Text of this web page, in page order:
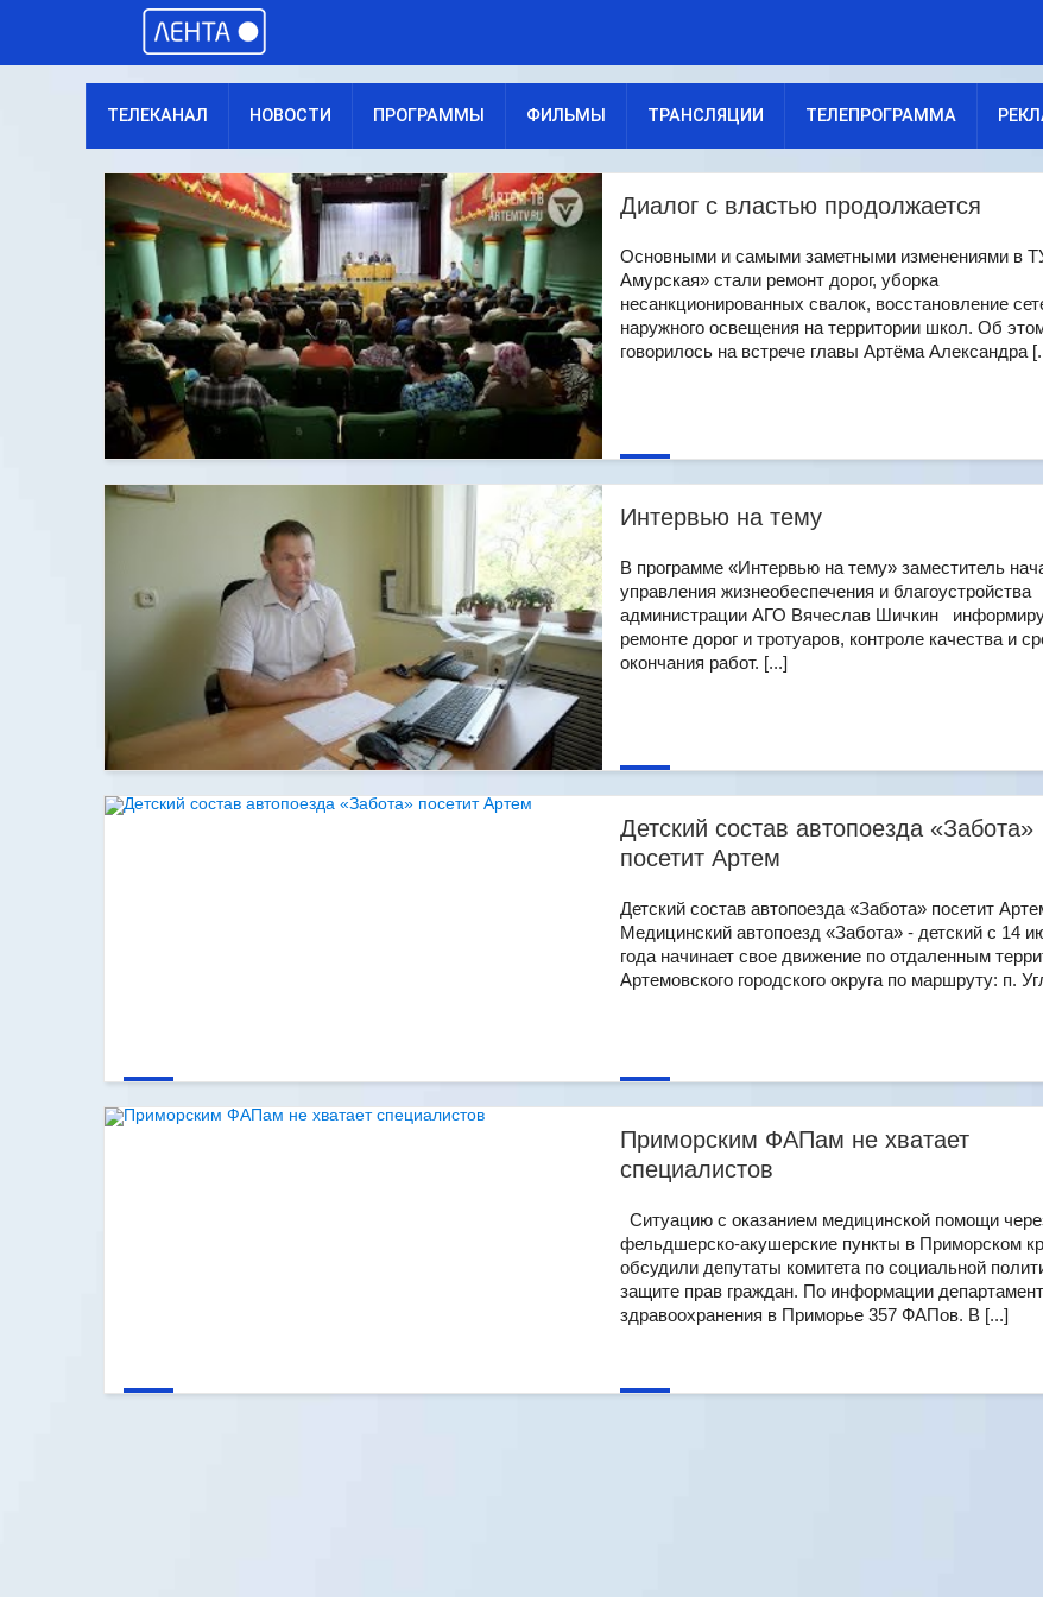
ТЕЛЕКАНАЛ НОВОСТИ ПРОГРАММЫ ФИЛЬМЫ ТРАНСЛЯЦИИ ТЕЛЕПРОГРАММА
Диалог с властью продолжается
Основными и самыми заметными изменениями в
Амурская» стали ремонт дорог, уборка
несанкционированных свалок, восстановление
наружного освещения на территории школ. Об
говорилось на встрече главы Артёма Александра
Интервью на тему
В программе «Интервью на тему» заместитель
управления жизнеобеспечения и благоустройства
администрации АГО Вячеслав Шичкин
ремонте дорог и тротуаров, контроле качества и
окончания работ. [...]
Детский состав автопоезда «Забота»
посетит Артем
Детский состав автопоезда «Забота» посетит
Медицинский автопоезд «Забота» - детский с 14
года начинает свое движение по отдаленным
Артемовского городского округа по маршруту: п.
Приморским ФАПам не хватает
специалистов
Ситуацию с оказанием медицинской помощи
фельдшерско-акушерские пункты в Приморском
обсудили депутаты комитета по социальной
защите прав граждан. По информации
здравоохранения в Приморье 357 ФАПов. В [...]